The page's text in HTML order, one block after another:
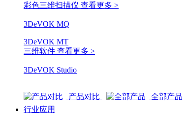
彩色三维扫描仪 查看更多 >
3DeVOK MQ
3DeVOK MT
三维软件 查看更多 >
3DeVOK Studio
产品对比
全部产品
行业应用